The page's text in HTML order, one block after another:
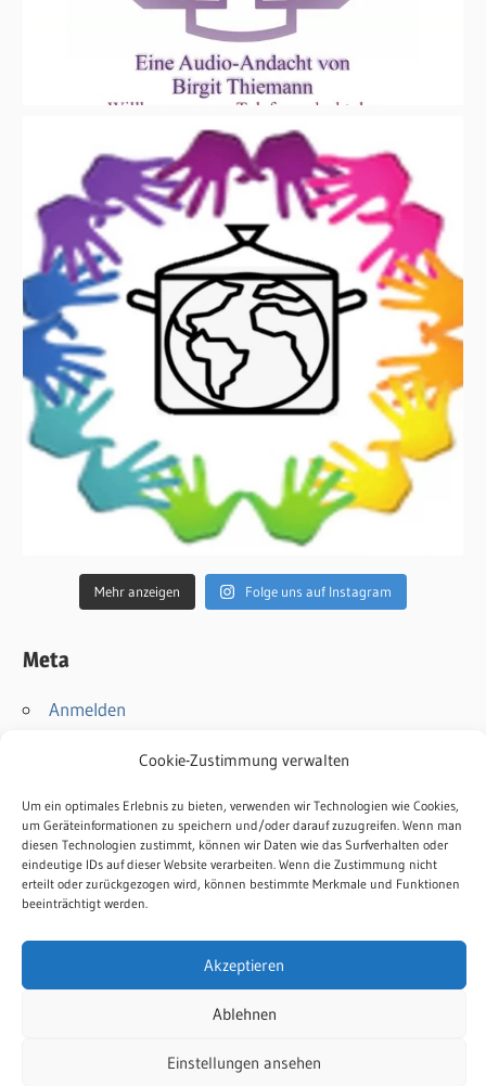
Cookie-Zustimmung verwalten
Um ein optimales Erlebnis zu bieten, verwenden wir Technologien wie Cookies,
um Geräteinformationen zu speichern und/oder darauf zuzugreifen. Wenn man
diesen Technologien zustimmt, können wir Daten wie das Surfverhalten oder
eindeutige IDs auf dieser Website verarbeiten. Wenn die Zustimmung nicht
erteilt oder zurückgezogen wird, können bestimmte Merkmale und Funktionen
beeinträchtigt werden.
Akzeptieren
Ablehnen
Einstellungen ansehen
Mehr anzeigen Folge uns auf Instagram
Meta
Anmelden
Kommentar-Feed
WordPress.org
Kontakt
Impressum
WordPress-Theme: Wellington von ThemeZee.